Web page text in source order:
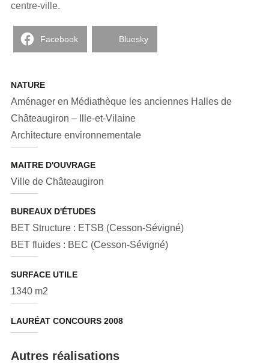
centre-ville.
Facebook Bluesky
NATURE
Aménager en Médiathèque les anciennes Halles de
Châteaugiron – Ille-et-Vilaine
Architecture environnementale
MAITRE D'OUVRAGE
Ville de Châteaugiron
BUREAUX D'ÉTUDES
BET Structure : ETSB (Cesson-Sévigné)
BET fluides : BEC (Cesson-Sévigné)
SURFACE UTILE
1340 m2
LAURÉAT CONCOURS 2008
Autres réalisations